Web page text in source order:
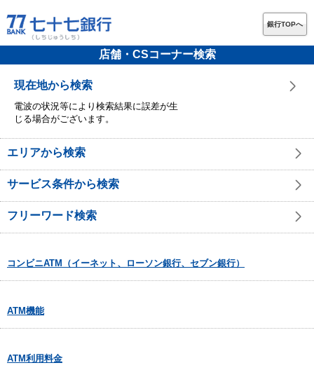
銀行TOPへ
店舗・CSコーナー検索
現在地から検索
電波の状況等により検索結果に誤差が生
じる場合がございます。
エリアから検索
サービス条件から検索
フリーワード検索
コンビニATM（イーネット、ローソン銀行、セブン銀行）
ATM機能
ATM利用料金